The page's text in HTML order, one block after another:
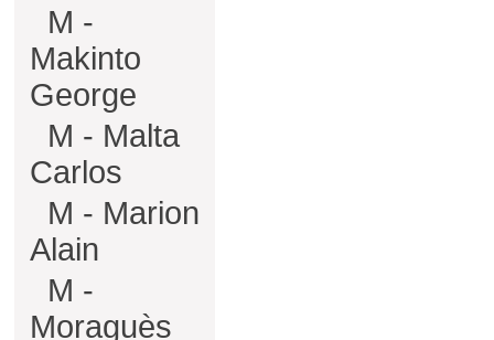
M -
Makinto
George
M - Malta
Carlos
M - Marion
Alain
M -
Moraguès